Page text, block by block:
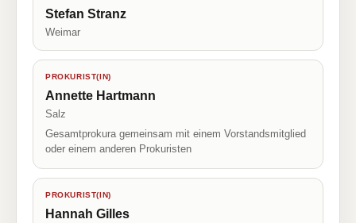
Stefan Stranz
Weimar
PROKURIST(IN)
Annette Hartmann
Salz
Gesamtprokura gemeinsam mit einem Vorstandsmitglied
oder einem anderen Prokuristen
PROKURIST(IN)
Hannah Gilles